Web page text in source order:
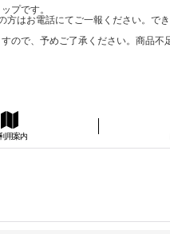
プです。
はお電話にてご一報ください。で
で、予めご了承ください。商品不
用案内